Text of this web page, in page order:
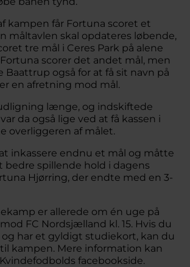
kampen får Fortuna scoret et
måltavlen skal opdateres løbende,
tre mål i Ceres Park på alene
scorer det andet mål, men
Baattrup også for at få sit navn på
en afretning mod mål.
længe, og indskiftede
da også lige ved at få kassen i
overliggeren af målet.
inkassere endnu et mål og måtte
bedre spillende hold i dagens
Hjørring, der endte med en 3-
er allerede om én uge på
FC Nordsjælland kl. 15. Hvis du
har et gyldigt studiekort, kan du
kampen. Mere information kan
facebookside.